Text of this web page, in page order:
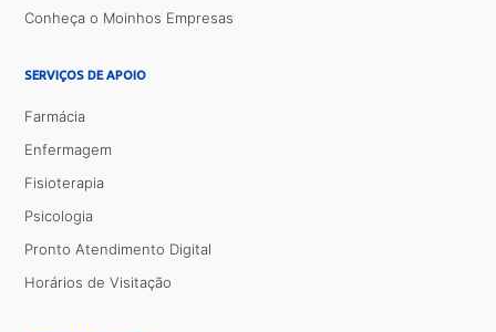
Conheça o Moinhos Empresas
SERVIÇOS DE APOIO
Farmácia
Enfermagem
Fisioterapia
Psicologia
Pronto Atendimento Digital
Horários de Visitação